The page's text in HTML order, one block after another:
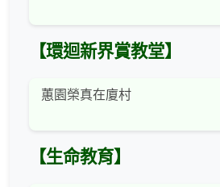
【環迴新界賞教堂】
蕙園榮真在廈村
【生命教育】